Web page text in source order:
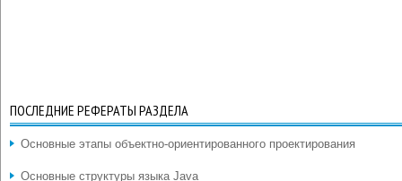
ПОСЛЕДНИЕ РЕФЕРАТЫ РАЗДЕЛА
Основные этапы объектно-ориентированного проектирования
Основные структуры языка Java